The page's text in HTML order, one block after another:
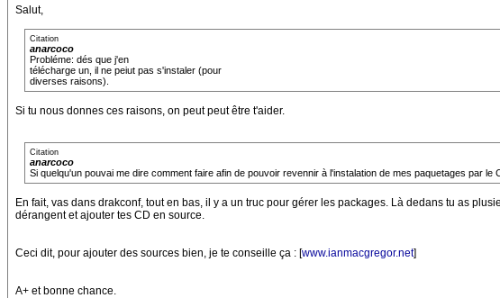
Salut,
Citation
anarcoco
Probléme: dés que j'en
télécharge un, il ne peiut pas s'instaler (pour
diverses raisons).
Si tu nous donnes ces raisons, on peut peut être t'aider.
Citation
anarcoco
Si quelqu'un pouvai me dire comment faire afin de pouvoir revennir à l'instalation de mes paquetages par le
En fait, vas dans drakconf, tout en bas, il y a un truc pour gérer les packages. Là dedans tu as
dérangent et ajouter tes CD en source.
Ceci dit, pour ajouter des sources bien, je te conseille ça : [www.ianmacgregor.net]
A+ et bonne chance.